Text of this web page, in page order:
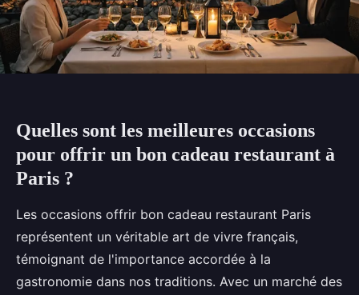
Quelles sont les meilleures occasions
pour offrir un bon cadeau restaurant à
Paris ?
Les occasions offrir bon cadeau restaurant Paris
représentent un véritable art de vivre français,
témoignant de l'importance accordée à la
gastronomie dans nos traditions. Avec un marché des